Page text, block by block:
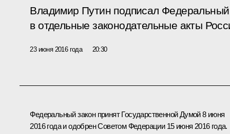
Владимир Путин подписал
в отдельные законодательные акты
23 июня 2016 года 20:30
Федеральный закон принят Государственной Думой 8 июня
2016 года и одобрен Советом Федерации 15 июня 2016 года.